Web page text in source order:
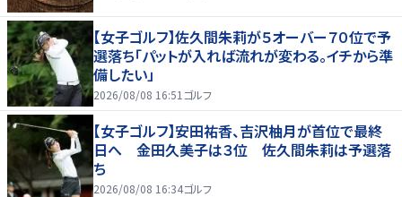
【女子ゴルフ】佐久間朱莉が５オーバー７０位で予
選落ち「パットが入れば流れが変わる。イチから準
備したい」
2026/08/08 16:51 ゴルフ
【女子ゴルフ】安田祐香、吉沢柚月が首位で最終
日へ 金田久美子は３位 佐久間朱莉は予選落
ち
2026/08/08 16:34ゴルフ